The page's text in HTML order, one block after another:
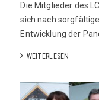
Die Mitglieder des
sich nach
Entwicklung der
WEITERLESEN